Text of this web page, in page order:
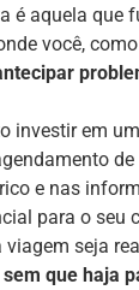
é aquela que
você,
investir em
e nas
para o seu
viagem seja
sem que haja